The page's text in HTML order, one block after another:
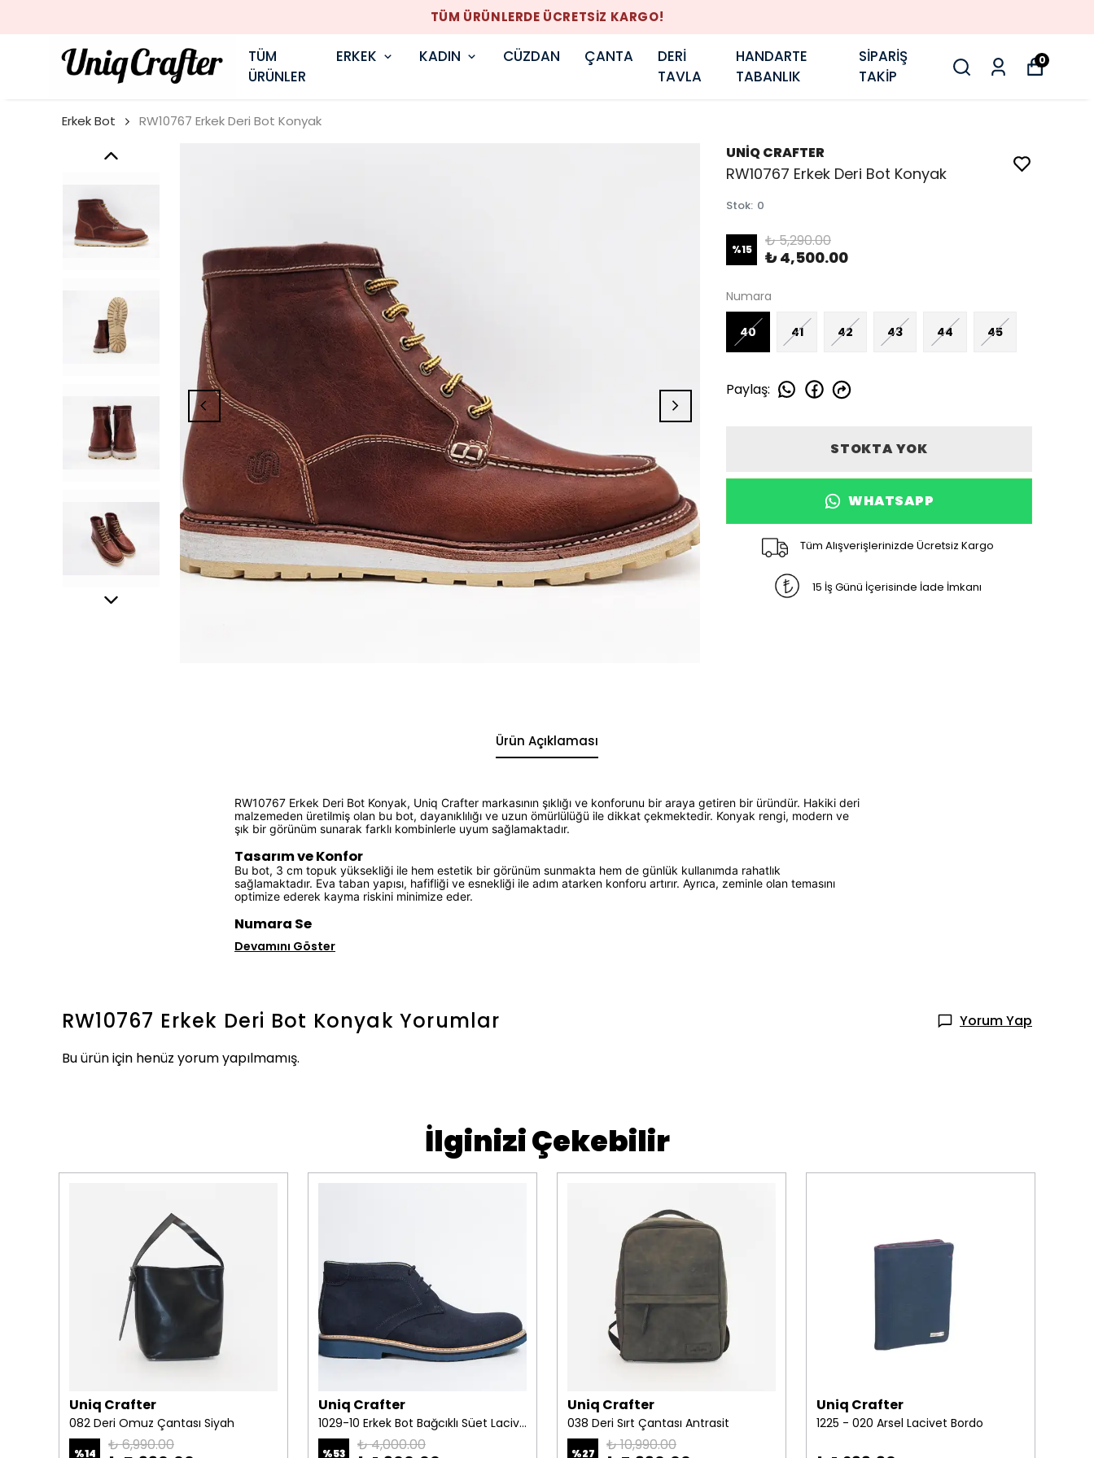
TÜM ÜRÜNLERDE ÜCRETSİZ KARGO!
TÜM
ÜRÜNLER
ERKEK KADIN CÜZDAN ÇANTA
DERİ
TAVLA
HANDARTE
TABANLIK
SİPARİŞ
TAKİP
0
Erkek Bot RW10767 Erkek Deri Bot Konyak
UNİQ CRAFTER
RW10767 Erkek Deri Bot Konyak
Stok: 0
%15 ₺ 5,290.00
₺ 4,500.00
Numara
40 41 42 43 44 45
Paylaş:
STOKTA YOK
WHATSAPP
Tüm Alışverişlerinizde Ücretsiz Kargo
15 İş Günü İçerisinde İade İmkanı
Ürün Açıklaması
RW10767 Erkek Deri Bot Konyak, Uniq Crafter markasının şıklığı ve konforunu bir araya getiren bir üründür. Hakiki deri
malzemeden üretilmiş olan bu bot, dayanıklılığı ve uzun ömürlülüğü ile dikkat çekmektedir. Konyak rengi, modern ve
şık bir görünüm sunarak farklı kombinlerle uyum sağlamaktadır.
Tasarım ve Konfor
Bu bot, 3 cm topuk yüksekliği ile hem estetik bir görünüm sunmakta hem de günlük kullanımda rahatlık
sağlamaktadır. Eva taban yapısı, hafifliği ve esnekliği ile adım atarken konforu artırır. Ayrıca, zeminle olan temasını
optimize ederek kayma riskini minimize eder.
Numara Se
Devamını Göster
RW10767 Erkek Deri Bot Konyak Yorumlar
Yorum Yap
Bu ürün için henüz yorum yapılmamış.
İlginizi Çekebilir
Uniq Crafter
082 Deri Omuz Çantası Siyah
%14 ₺ 6,990.00
Uniq Crafter
1029-10 Erkek Bot Bağcıklı Süet Lacivert
%53 ₺ 4,000.00
Uniq Crafter
038 Deri Sırt Çantası Antrasit
%27 ₺ 10,990.00
Uniq Crafter
1225 - 020 Arsel Lacivet Bordo